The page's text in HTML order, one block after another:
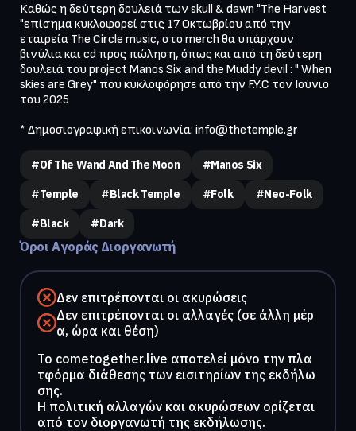
Καθώς η δεύτερη δουλειά των skull & dawn "The Harvest
"επίσημα κυκλοφορεί στις 17 Οκτωβρίου από την
εταιρεία The Circle music, στο merch θα υπάρχουν
βινύλια και cd προς πώληση, όπως και από τη δεύτερη
δουλειά του project Manos Six and the Muddy devil : " When
skies are Grey" που κυκλοφόρησε από την F.Y.C τον Ιούνιο
του 2025
* Δημοσιογραφική επικοινωνία: info@thetemple.gr
#of The Wand And The Moon #Manos Six
#temple #black Temple #folk #neo-Folk
#black #dark
Όροι Αγοράς Διοργανωτή
Δεν επιτρέπονται οι ακυρώσεις
Δεν επιτρέπονται οι αλλαγές (σε άλλη μέρ
α, ώρα και θέση)
To cometogether.live αποτελεί μόνο την πλα
τφόρμα διάθεσης των εισιτηρίων της εκδήλω
σης.
Η πολιτική αλλαγών και ακυρώσεων ορίζεται
από τον διοργανωτή της εκδήλωσης.